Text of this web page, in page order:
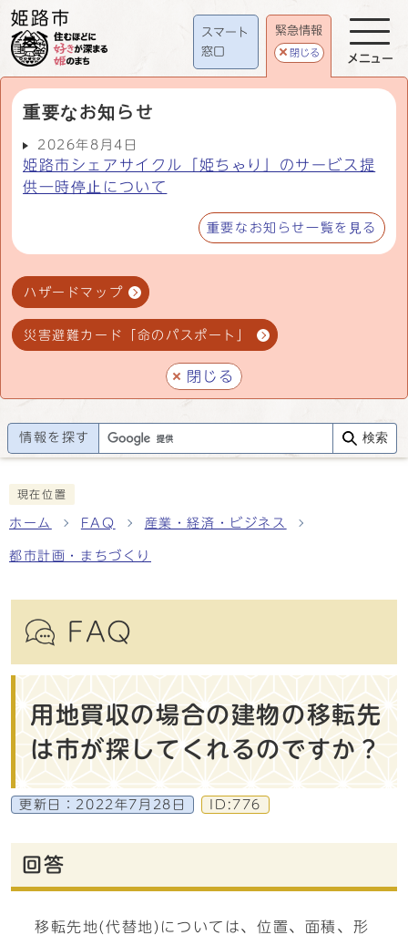
スマート
窓口
緊急情報
閉じる
重要なお知らせ
2026年8月4日
姫路市シェアサイクル「姫ちゃり」のサービス提
供一時停止について
重要なお知らせ一覧を見る
ハザードマップ
災害避難カード「命のパスポート」
閉じる
メニュー
情報を探す 検索
現在位置
ホーム FAQ 産業・経済・ビジネス
都市計画・まちづくり
FAQ
用地買収の場合の建物の移転先
は市が探してくれるのですか？
更新日： 2022年7月28日 ID:776
回答
移転先地(代替地)については、位置、面積、形